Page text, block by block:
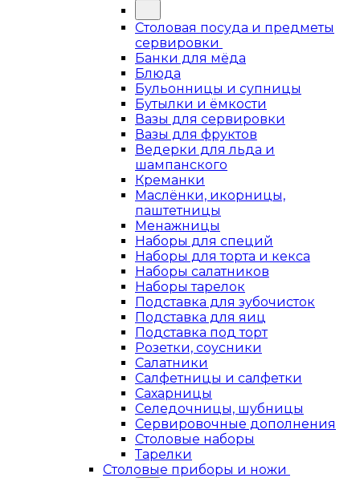
Столовая посуда и предметы
сервировки
Банки для мёда
Блюда
Бульонницы и супницы
Бутылки и ёмкости
Вазы для сервировки
Вазы для фруктов
Ведерки для льда и
шампанского
Креманки
Маслёнки, икорницы,
паштетницы
Менажницы
Наборы для специй
Наборы для торта и кекса
Наборы салатников
Наборы тарелок
Подставка для зубочисток
Подставка для яиц
Подставка под торт
Розетки, соусники
Салатники
Салфетницы и салфетки
Сахарницы
Селедочницы, шубницы
Сервировочные дополнения
Столовые наборы
Тарелки
Столовые приборы и ножи